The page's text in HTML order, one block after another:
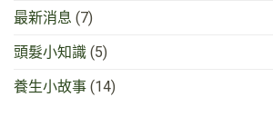
最新消息 (7)
頭髮小知識 (5)
養生小故事 (14)